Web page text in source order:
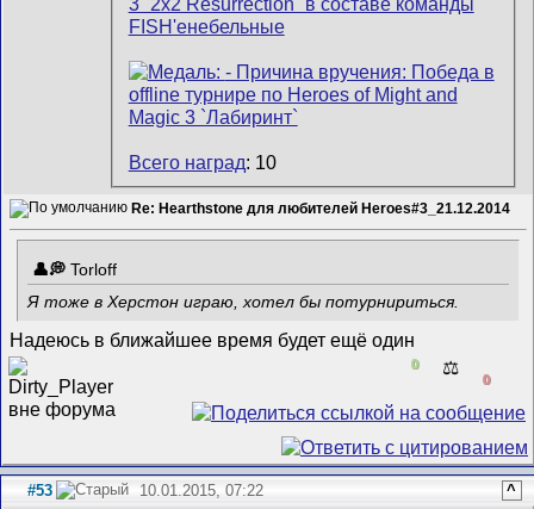
Всего наград: 10
Re: Hearthstone для любителей Heroes#3_21.12.2014
Torloff
Я тоже в Херстон играю, хотел бы потурнириться.
Надеюсь в ближайшее время будет ещё один
0 ⚖️
0
#53 10.01.2015, 07:22 ^